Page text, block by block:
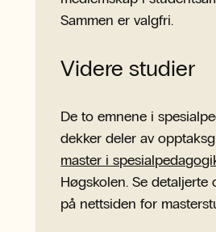
Sammen er valgfri.
Videre studier
De to emnene i
dekker deler av
master i
Høgskolen. Se detaljerte
på nettsiden for